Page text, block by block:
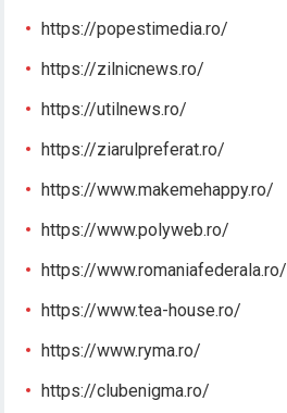
https://popestimedia.ro/
https://zilnicnews.ro/
https://utilnews.ro/
https://ziarulpreferat.ro/
https://www.makemehappy.ro/
https://www.polyweb.ro/
https://www.romaniafederala.ro/
https://www.tea-house.ro/
https://www.ryma.ro/
https://clubenigma.ro/